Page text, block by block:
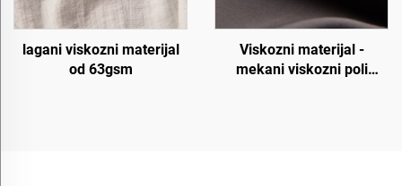
lagani viskozni materijal
od 63gsm
Viskozni materijal -
mekani viskozni poli